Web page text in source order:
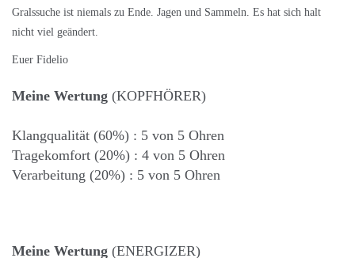
Gralssuche ist niemals zu Ende. Jagen und Sammeln. Es hat sich halt
nicht viel geändert.
Euer Fidelio
Meine Wertung (KOPFHÖRER)
Klangqualität (60%) : 5 von 5 Ohren
Tragekomfort (20%) : 4 von 5 Ohren
Verarbeitung (20%) : 5 von 5 Ohren
Meine Wertung (ENERGIZER)